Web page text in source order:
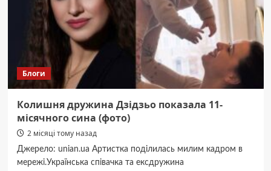
Блоги
Колишня дружина Дзідзьо показала 11-
місячного сина (фото)
2 місяці тому назад
Джерело: unian.ua Артистка поділилась милим кадром в
мережі.Українська співачка та ексдружина